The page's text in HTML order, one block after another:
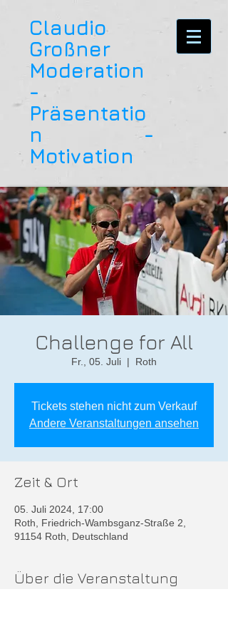
Claudio
Großner
Moderation
-
Präsentatio
n -
Motivation
Challenge for All
Fr., 05. Juli
  |
Roth
Tickets stehen nicht zum Verkauf
Andere Veranstaltungen ansehen
Zeit & Ort
05. Juli 2024, 17:00
Roth, Friedrich-Wambsganz-Straße 2,
91154 Roth, Deutschland
Über die Veranstaltung